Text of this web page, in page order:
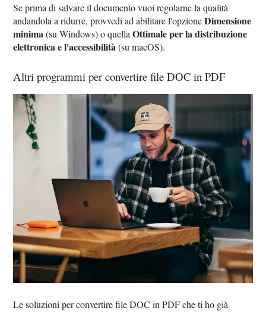
Se prima di salvare il documento vuoi regolarne la qualità
andandola a ridurre, provvedi ad abilitare l'opzioneDimensione
minima(su Windows) o quellaOttimale per la distribuzione
elettronica e l'accessibilità(su macOS).
Altri programmi per convertire file DOC in PDF
Le soluzioni per convertire file DOC in PDF che ti ho già